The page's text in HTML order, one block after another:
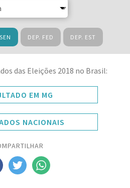
SEN DEP. FED DEP. EST
das Eleições 2018 no Brasil:
EM MG
NACIONAIS